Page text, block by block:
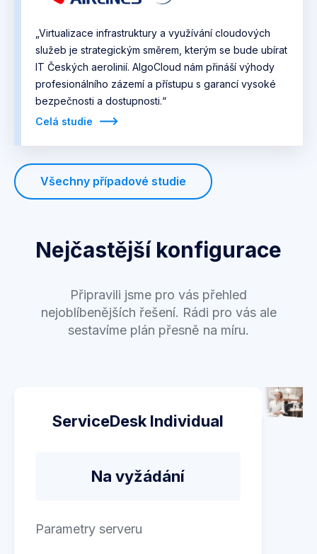
„Virtualizace infrastruktury a využívání cloudových
služeb je strategickým směrem, kterým se bude ubírat
IT Českých aerolinií. AlgoCloud nám přináší výhody
profesionálního zázemí a přístupu s garancí vysoké
bezpečnosti a dostupnosti.“
Celá studie
Všechny případové studie
Nejčastější konfigurace
Připravili jsme pro vás přehled
nejoblíbenějších řešení. Rádi pro vás ale
sestavíme plán přesně na míru.
ServiceDesk Individual
Na vyžádání
Parametry serveru